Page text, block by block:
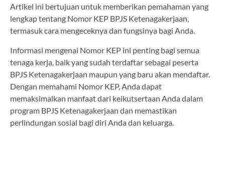
Artikel ini bertujuan untuk memberikan pemahaman yang
lengkap tentang Nomor KEP BPJS Ketenagakerjaan,
termasuk cara mengeceknya dan fungsinya bagi Anda.
Informasi mengenai Nomor KEP ini penting bagi semua
tenaga kerja, baik yang sudah terdaftar sebagai peserta
BPJS Ketenagakerjaan maupun yang baru akan mendaftar.
Dengan memahami Nomor KEP, Anda dapat
memaksimalkan manfaat dari keikutsertaan Anda dalam
program BPJS Ketenagakerjaan dan memastikan
perlindungan sosial bagi diri Anda dan keluarga.